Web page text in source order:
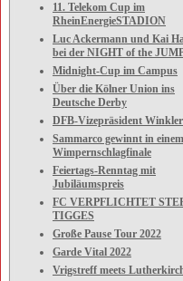
11. Telekom Cup im
RheinEnergieSTADION
Luc Ackermann und Kai
bei der NIGHT of the
Midnight-Cup im Campus
Über die Kölner Union ins
Deutsche Derby
DFB-Vizepräsident
Sammarco gewinnt in einem
Wimpernschlagfinale
Feiertags-Renntag mit
Jubiläumspreis
FC VERPFLICHTET
TIGGES
Große Pause Tour 2022
Garde Vital 2022
Vrigstreff meets